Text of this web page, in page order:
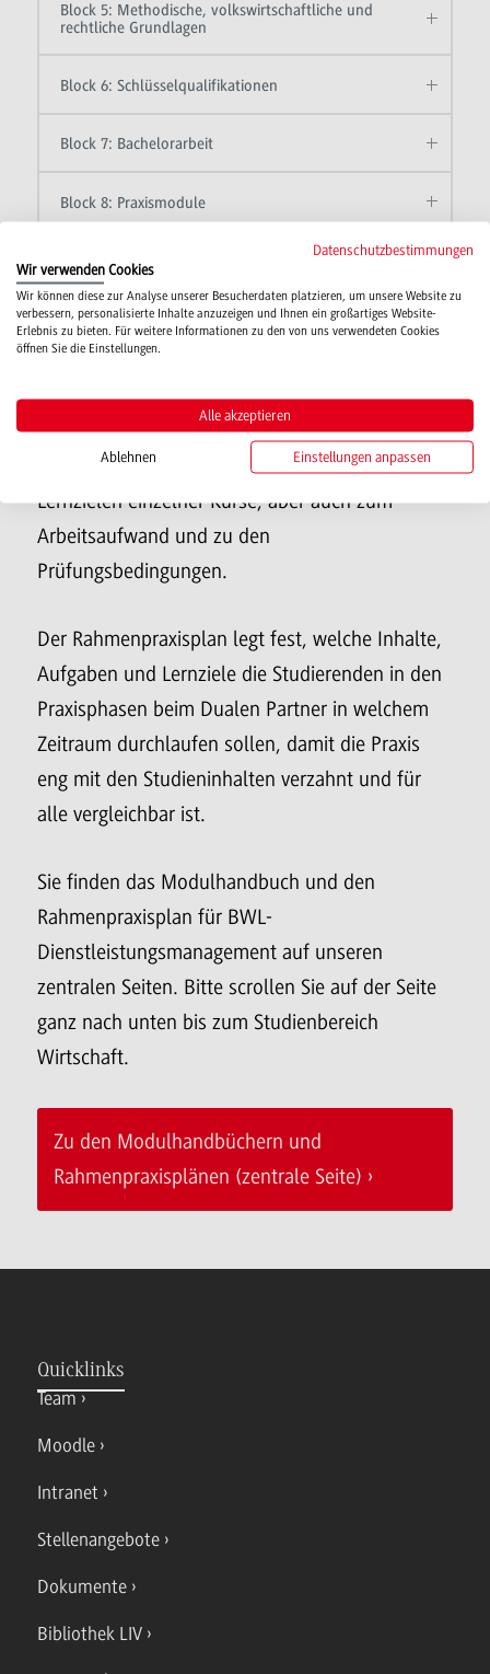
Block 5: Methodische, volkswirtschaftliche und
rechtliche Grundlagen
Block 6: Schlüsselqualifikationen
Block 7: Bachelorarbeit
Block 8: Praxismodule
Modulhandbuch und
Rahmenpraxispläne
Das Modulhandbuch enthält die Beschreibung
aller für einen Studiengang relevanten Module.
Es liefert Informationen zu den Inhalten und
Lernzielen einzelner Kurse, aber auch zum
Arbeitsaufwand und zu den
Prüfungsbedingungen.
Der Rahmenpraxisplan legt fest, welche Inhalte,
Aufgaben und Lernziele die Studierenden in den
Praxisphasen beim Dualen Partner in welchem
Zeitraum durchlaufen sollen, damit die Praxis
eng mit den Studieninhalten verzahnt und für
alle vergleichbar ist.
Sie finden das Modulhandbuch und den
Rahmenpraxisplan für BWL-
Dienstleistungsmanagement auf unseren
zentralen Seiten. Bitte scrollen Sie auf der Seite
ganz nach unten bis zum Studienbereich
Wirtschaft.
Zu den Modulhandbüchern und
Rahmenpraxisplänen (zentrale Seite)
Quicklinks
Team
Moodle
Intranet
Stellenangebote
Dokumente
Bibliothek LIV
Datenschutzbestimmungen
Wir verwenden Cookies
Wir können diese zur Analyse unserer Besucherdaten platzieren, um unsere Website zu
verbessern, personalisierte Inhalte anzuzeigen und Ihnen ein großartiges Website-
Erlebnis zu bieten. Für weitere Informationen zu den von uns verwendeten Cookies
öffnen Sie die Einstellungen.
Alle akzeptieren
Ablehnen Einstellungen anpassen